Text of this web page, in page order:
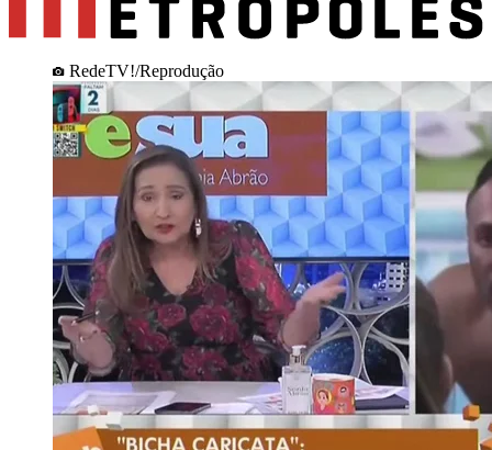
RedeTV!/Reprodução